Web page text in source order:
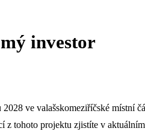
investor
ve valašskomeziříčské místní
z tohoto projektu zjistíte v